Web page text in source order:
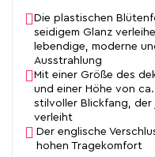
Die plastischen
seidigem Glanz
lebendige, moderne
Ausstrahlung
Mit einer Größe des
und einer Höhe von
stilvoller Blickfang,
verleiht
Der englische
hohen Tragekomfort